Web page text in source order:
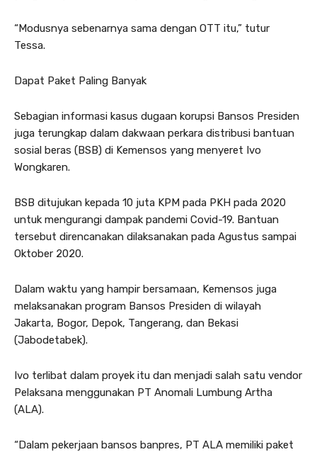
“Modusnya sebenarnya sama dengan OTT itu,” tutur
Tessa.
Dapat Paket Paling Banyak
Sebagian informasi kasus dugaan korupsi Bansos Presiden
juga terungkap dalam dakwaan perkara distribusi bantuan
sosial beras (BSB) di Kemensos yang menyeret Ivo
Wongkaren.
BSB ditujukan kepada 10 juta KPM pada PKH pada 2020
untuk mengurangi dampak pandemi Covid-19. Bantuan
tersebut direncanakan dilaksanakan pada Agustus sampai
Oktober 2020.
Dalam waktu yang hampir bersamaan, Kemensos juga
melaksanakan program Bansos Presiden di wilayah
Jakarta, Bogor, Depok, Tangerang, dan Bekasi
(Jabodetabek).
Ivo terlibat dalam proyek itu dan menjadi salah satu vendor
Pelaksana menggunakan PT Anomali Lumbung Artha
(ALA).
“Dalam pekerjaan bansos banpres, PT ALA memiliki paket